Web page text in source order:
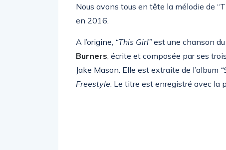
Nous avons tous en tête la mélodie de
en 2016.
A l’origine, “This Girl”est une chanson du
Burners, écrite et composée par ses
Jake Mason. Elle est extraite de l’album
Freestyle. Le titre est enregistré avec la